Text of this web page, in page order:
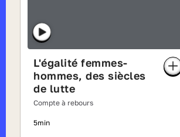
L'égalité femmes-
hommes, des siècles
de lutte
Compte à rebours
5min